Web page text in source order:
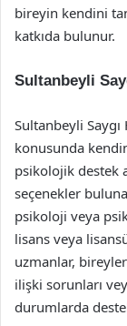
bireyin kendini
katkıda bulunur.
Sultanbeyli
Sultanbeyli
konusunda
psikolojik destek
seçenekler
psikoloji veya
lisans veya
uzmanlar,
ilişki sorunları
durumlarda